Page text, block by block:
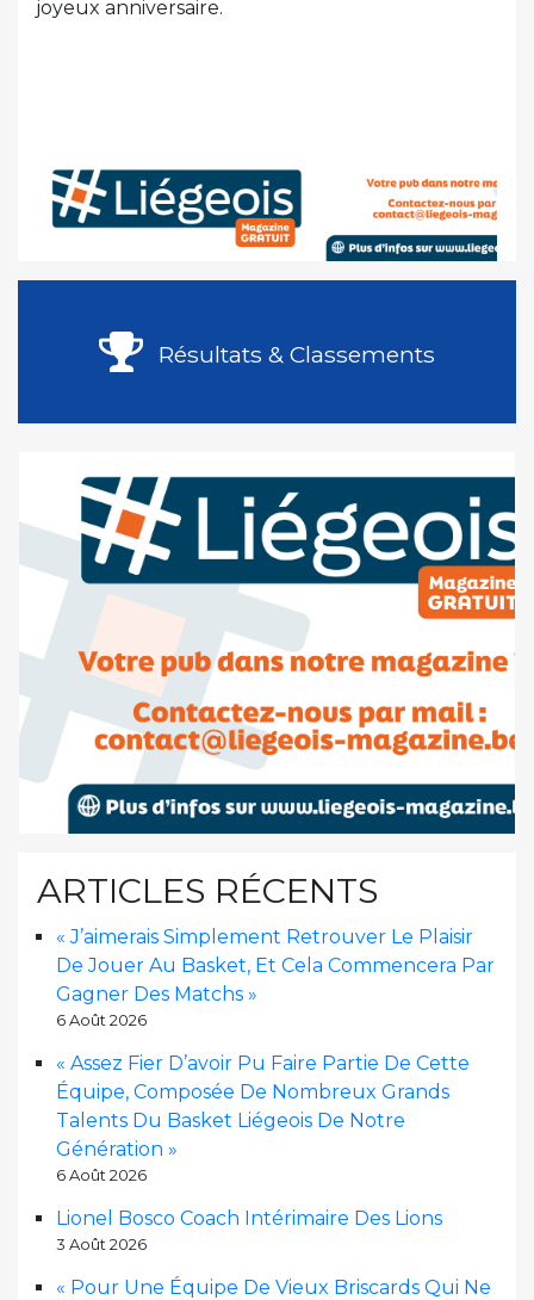
joyeux anniversaire.
Résultats & Classements
ARTICLES RÉCENTS
« J’aimerais Simplement Retrouver Le Plaisir
De Jouer Au Basket, Et Cela Commencera Par
Gagner Des Matchs »
6 Août 2026
« Assez Fier D’avoir Pu Faire Partie De Cette
Équipe, Composée De Nombreux Grands
Talents Du Basket Liégeois De Notre
Génération »
6 Août 2026
Lionel Bosco Coach Intérimaire Des Lions
3 Août 2026
« Pour Une Équipe De Vieux Briscards Qui Ne